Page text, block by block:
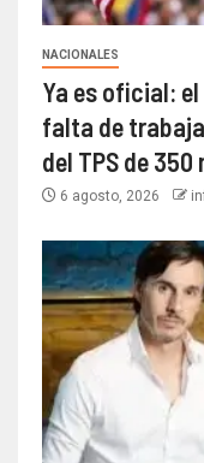
NACIONALES
Ya es oficial:
falta de
del TPS de
6 agosto, 2026